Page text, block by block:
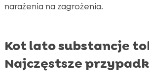
narażenia na zagrożenia.
Kot lato substancje
Najczęstsze